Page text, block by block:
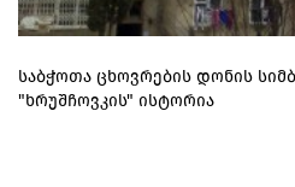
საბჭოთა ცხოვრების დონის
"ხრუშჩოვკის" ისტორია